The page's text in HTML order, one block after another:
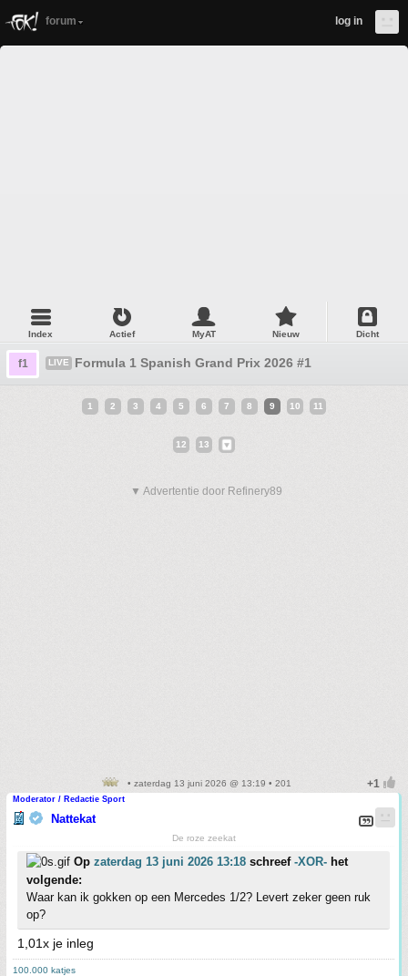
forum log in
Index Actief MyAT Nieuw Dicht
f1 LIVE Formula 1 Spanish Grand Prix 2026 #1
1 2 3 4 5 6 7 8 9 10 11
12 13
▼ Advertentie door Refinery89
• zaterdag 13 juni 2026 @ 13:19 • 201
Moderator / Redactie Sport
Nattekat
De roze zeekat
Op zaterdag 13 juni 2026 13:18 schreef -XOR- het
volgende:
Waar kan ik gokken op een Mercedes 1/2? Levert zeker geen ruk
op?
1,01x je inleg
100.000 katjes